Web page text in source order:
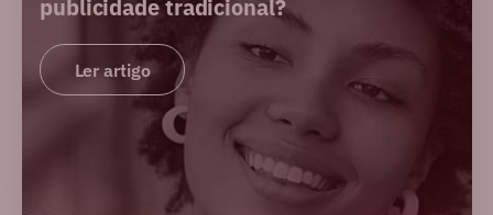
publicidade tradicional?
Ler artigo